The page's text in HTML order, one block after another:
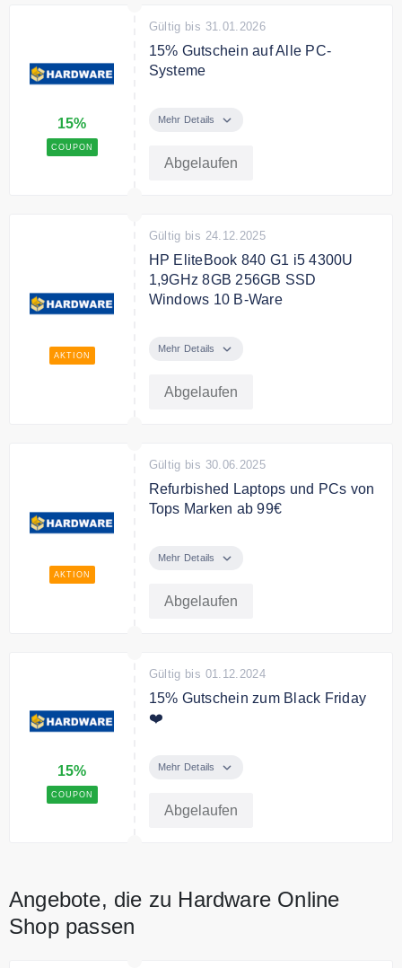
15%
COUPON
Gültig bis 31.01.2026
15% Gutschein auf Alle PC-
Systeme
auf Alle PC-Systeme mit dem
Mehr Details
Abgelaufen
AKTION
Gültig bis 24.12.2025
HP EliteBook 840 G1 i5 4300U
1,9GHz 8GB 256GB SSD
Windows 10 B-Ware
1,9GHz 8GB 256GB SSD
nur 91,00 EUR
Mehr Details
Abgelaufen
AKTION
Gültig bis 30.06.2025
Refurbished Laptops und PCs von
Tops Marken ab 99€
refurbished Laptops und PCs von
Mehr Details
Abgelaufen
15%
COUPON
Gültig bis 01.12.2024
15% Gutschein zum Black Friday
❤️
Kasse und sichern Sie sich 15%
Bedingungen
Gutscheinen.
Mehr Details
Abgelaufen
Angebote, die zu Hardware Online
Shop passen